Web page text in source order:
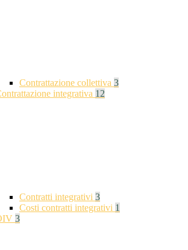
Contrattazione collettiva 3
integrativa 12
Contratti integrativi 3
Costi contratti integrativi 1
3